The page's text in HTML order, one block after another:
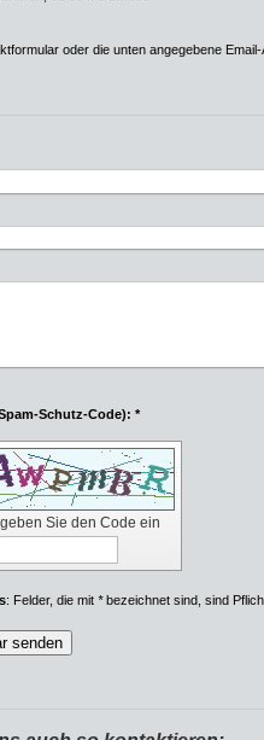
oder die unten angegebene Email-
Captcha (Spam-Schutz-Code): *
geben Sie den Code ein
: Felder, die mit*bezeichnet sind, sind